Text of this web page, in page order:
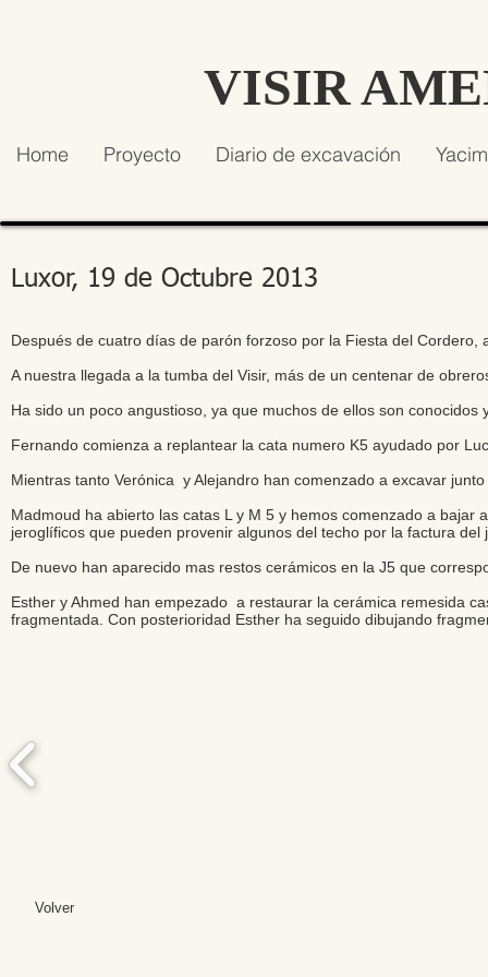
VISIR
Home Proyecto Diario de excavación
Luxor, 19 de Octubre 2013
Después de cuatro días de parón forzoso por la Fiesta del
A nuestra llegada a la tumba del Visir, más de un centenar de
Ha sido un poco angustioso, ya que muchos de ellos son
Fernando comienza a replantear la cata numero K5 ayudado por
Mientras tanto Verónica y Alejandro han comenzado a excavar
Madmoud ha abierto las catas L y M 5 y hemos comenzado a
jeroglíficos que pueden provenir algunos del techo por la factura
De nuevo han aparecido mas restos cerámicos en la J5 que
Esther y Ahmed han empezado a restaurar la cerámica remesida
fragmentada. Con posterioridad Esther ha seguido dibujando
Volver